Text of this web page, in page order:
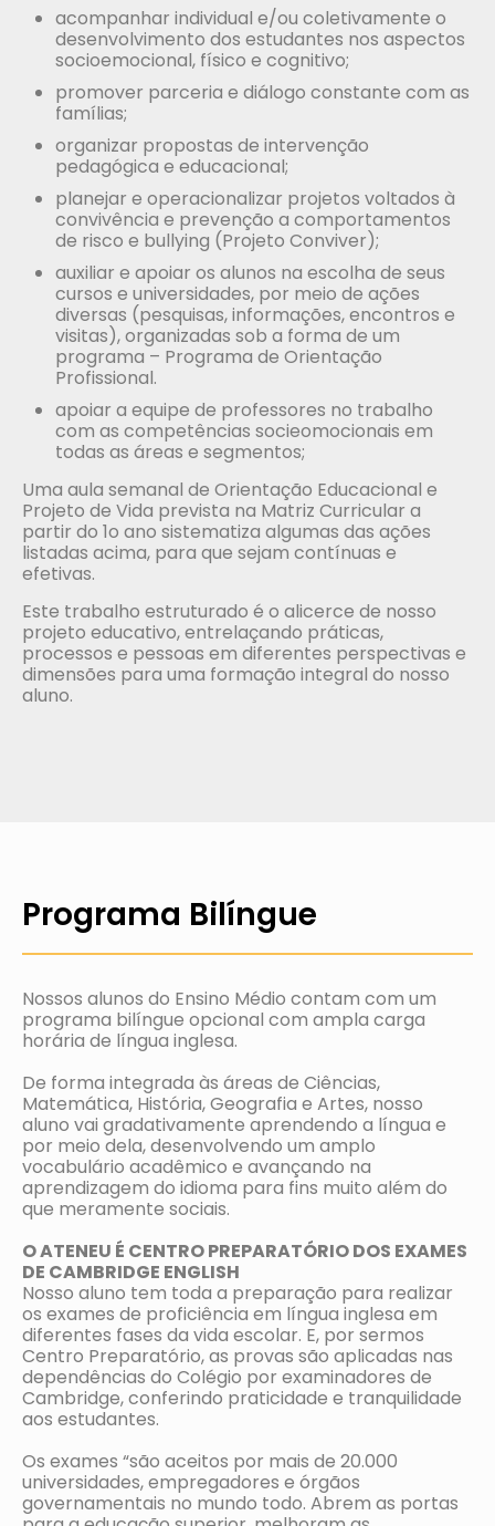
acompanhar individual e/ou coletivamente o
desenvolvimento dos estudantes nos aspectos
socioemocional, físico e cognitivo;
promover parceria e diálogo constante com as
famílias;
organizar propostas de intervenção
pedagógica e educacional;
planejar e operacionalizar projetos voltados à
convivência e prevenção a comportamentos
de risco e bullying (Projeto Conviver);
auxiliar e apoiar os alunos na escolha de seus
cursos e universidades, por meio de ações
diversas (pesquisas, informações, encontros e
visitas), organizadas sob a forma de um
programa – Programa de Orientação
Profissional.
apoiar a equipe de professores no trabalho
com as competências socieomocionais em
todas as áreas e segmentos;
Uma aula semanal de Orientação Educacional e
Projeto de Vida prevista na Matriz Curricular a
partir do 1o ano sistematiza algumas das ações
listadas acima, para que sejam contínuas e
efetivas.
Este trabalho estruturado é o alicerce de nosso
projeto educativo, entrelaçando práticas,
processos e pessoas em diferentes perspectivas e
dimensões para uma formação integral do nosso
aluno.
Programa Bilíngue
Nossos alunos do Ensino Médio contam com um
programa bilíngue opcional com ampla carga
horária de língua inglesa.
De forma integrada às áreas de Ciências,
Matemática, História, Geografia e Artes, nosso
aluno vai gradativamente aprendendo a língua e
por meio dela, desenvolvendo um amplo
vocabulário acadêmico e avançando na
aprendizagem do idioma para fins muito além do
que meramente sociais.
O ATENEU É CENTRO PREPARATÓRIO DOS EXAMES
DE CAMBRIDGE ENGLISH
Nosso aluno tem toda a preparação para realizar
os exames de proficiência em língua inglesa em
diferentes fases da vida escolar. E, por sermos
Centro Preparatório, as provas são aplicadas nas
dependências do Colégio por examinadores de
Cambridge, conferindo praticidade e tranquilidade
aos estudantes.
Os exames “são aceitos por mais de 20.000
universidades, empregadores e órgãos
governamentais no mundo todo. Abrem as portas